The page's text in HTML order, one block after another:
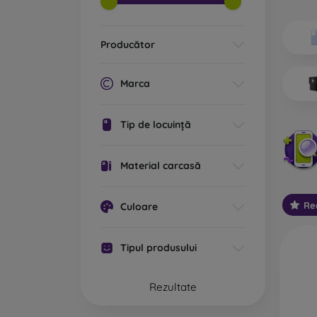
Producător
Marca
Tip de locuință
Material carcasă
Culoare
Tipul produsului
Rezultate
Ce